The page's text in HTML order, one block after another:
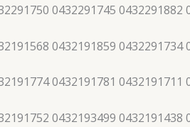
0432291745 0432291882
0432191859 0432291734
0432191781 0432191711
0432193499 0432191438